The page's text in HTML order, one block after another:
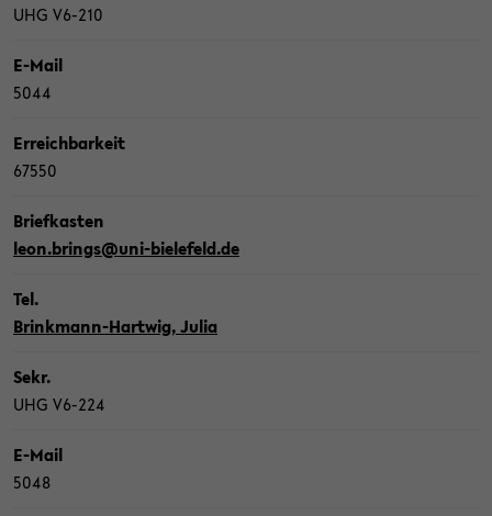
UHG V6-​210
E-​Mail
5044
Er­reich­bar­keit
67550
Brief­kas­ten
leon.brings@uni-​bielefeld.de
Tel.
Brinkmann-​Hartwig, Julia
Sekr.
UHG V6-​224
E-​Mail
5048